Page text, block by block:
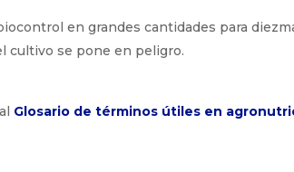
en grandes cantidades para
cultivo se pone en peligro.
Glosario de términos útiles en